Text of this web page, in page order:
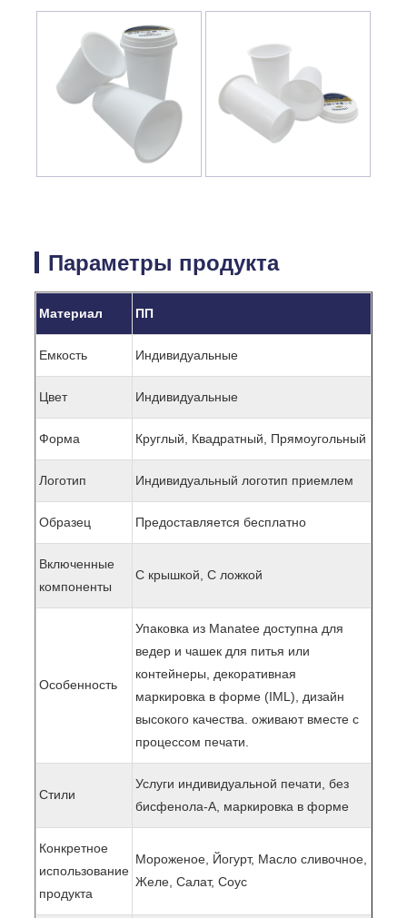
Параметры продукта
Материал ПП
Емкость Индивидуальные
Цвет Индивидуальные
Форма Круглый, Квадратный, Прямоугольный
Логотип Индивидуальный логотип приемлем
Образец Предоставляется бесплатно
Включенные
компоненты
С крышкой, С ложкой
Особенность
Упаковка из Manatee доступна для
ведер и чашек для питья или
контейнеры, декоративная
маркировка в форме (IML), дизайн
высокого качества. оживают вместе с
процессом печати.
Стили
Услуги индивидуальной печати, без
бисфенола-А, маркировка в форме
Конкретное
использование
продукта
Мороженое, Йогурт, Масло сливочное,
Желе, Салат, Соус